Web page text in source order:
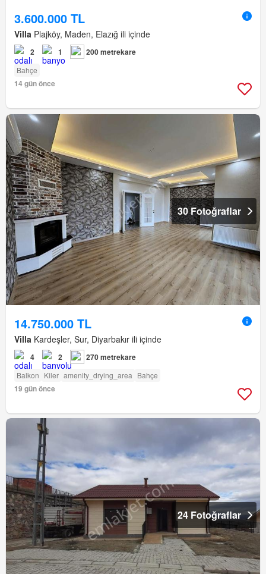
3.600.000 TL
Villa Plajköy, Maden, Elazığ ili içinde
2 1 200 metrekare
Bahçe
14 gün önce
30 Fotoğraflar
14.750.000 TL
Villa Kardeşler, Sur, Diyarbakır ili içinde
4 2 270 metrekare
Balkon Kiler amenity_drying_area Bahçe
19 gün önce
24 Fotoğraflar